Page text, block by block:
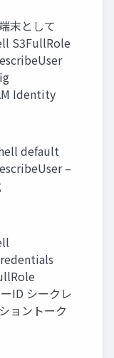
末として
S3FullRole
Identity
default
–
ID シークレ
ョントーク